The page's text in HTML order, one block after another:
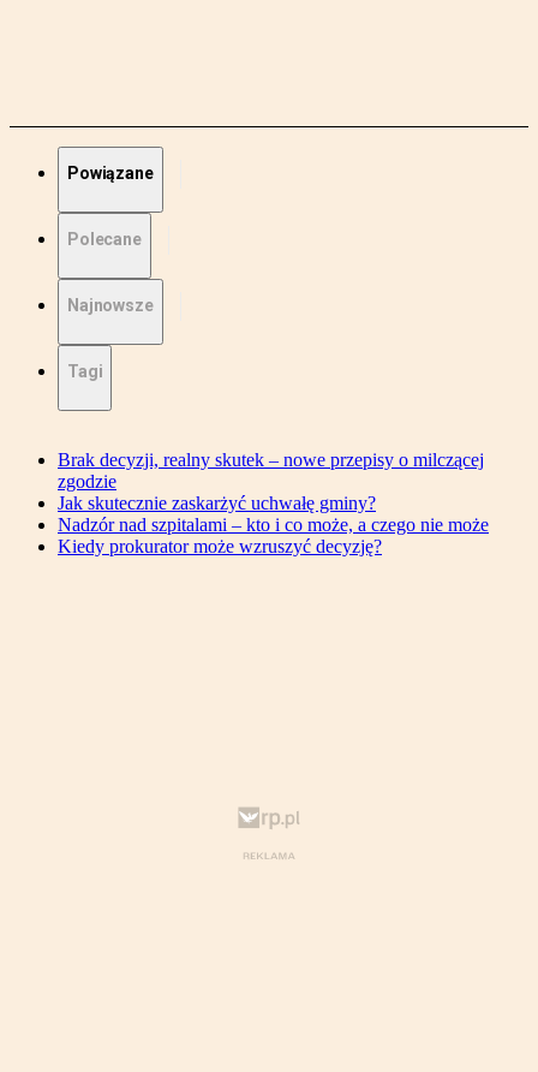
Powiązane
Polecane
Najnowsze
Tagi
Brak decyzji, realny skutek – nowe przepisy o milczącej
zgodzie
Jak skutecznie zaskarżyć uchwałę gminy?
Nadzór nad szpitalami – kto i co może, a czego nie może
Kiedy prokurator może wzruszyć decyzję?